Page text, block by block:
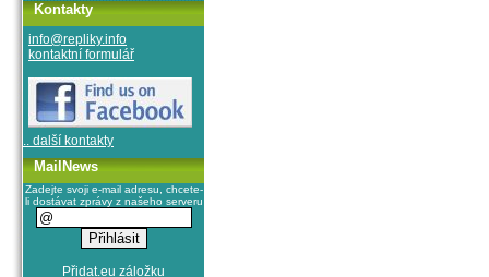
Kontakty
info@repliky.info
kontaktní formulář
.. další kontakty
MailNews
Zadejte svoji e-mail adresu, chcete-
li dostávat zprávy z našeho serveru